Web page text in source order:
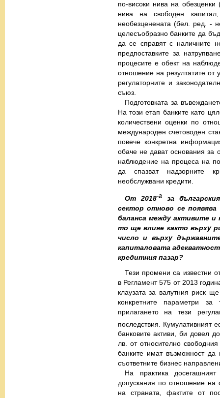
по-високи нива на
нива на свободен
необезценената (бел. ред. -
целесъобразно банките да
да се справят с наличните
предпоставките за
процесите е обект на
отношение на резултатите от
регулаторните и
съюз.
Подготовката за
На този етап банките като
количествени оценки по
международен счетоводен
повече конкретна
обаче не дават основания за
наблюдение на процеса на
да спазват надзорните
необслужвани кредити.
От 2018-а
за
сектор отново се
баланса между активите и
то ще влияе както върху
число и върху
капиталовата
кредитния пазар?
Тези промени са известни
в Регламент 575 от 2013
клаузата за валутния риск
конкретните параметри
прилагането на тези
последствия. Кумулативният
банковите активи, би довел
лв. от относително
банките имат възможност да
съответните бизнес
На практика
допускания по отношение на
на страната, фактите от